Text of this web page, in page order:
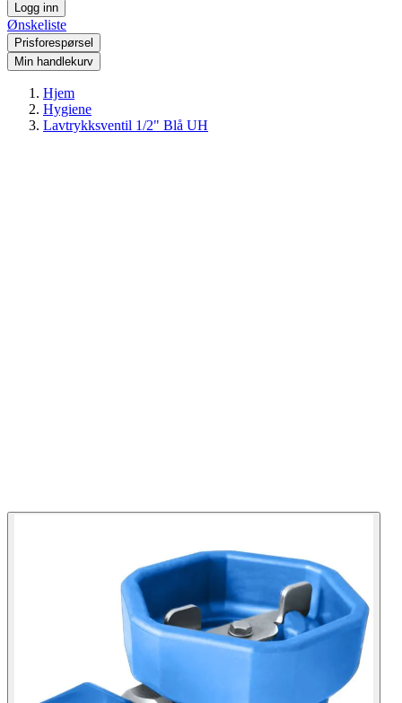
Logg inn
Ønskeliste
Prisforespørsel
Min handlekurv
Hjem
Hygiene
Lavtrykksventil 1/2" Blå UH